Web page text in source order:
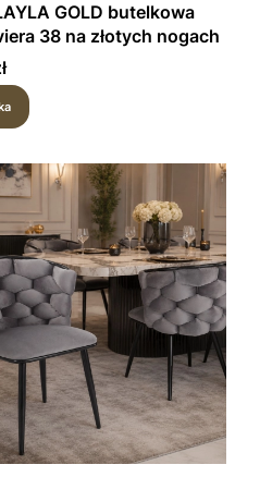
GOLD butelkowa
38 na złotych nogach